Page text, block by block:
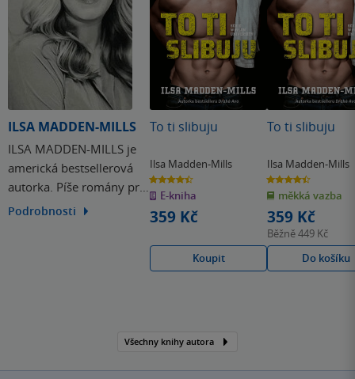
ILSA MADDEN-MILLS
ILSA MADDEN-MILLS je
americká bestsellerová
autorka. Píše romány pro
mládež plné složitých
Podrobnosti
To ti slibuju
Ilsa Madden-Mills
4.4
z
5
hvězdiček
E-kniha
359 Kč
Koupit
To ti slibuju
Ilsa Madden-Mills
4.4
z
5
hvězdiček
měkká vazba
359 Kč
Běžně449 Kč
Do košíku
Všechny knihy autora